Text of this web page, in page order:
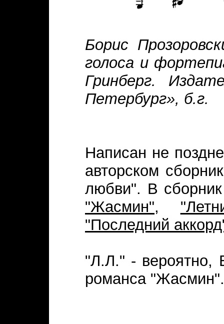
Борис
голоса и
Гринберг.
Петербург», б.г.
Написан не
авторском
любви". В
"Жасмин",
"Последний
"Л.Л." - вероятно,
романса "Жасмин".